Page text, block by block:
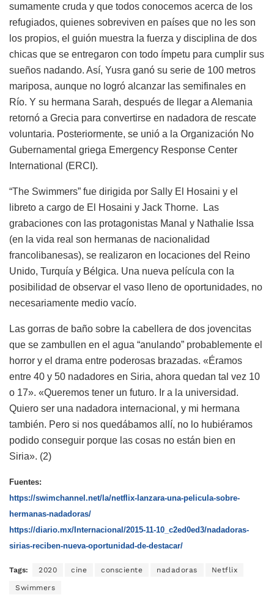
sumamente cruda y que todos conocemos acerca de los
refugiados, quienes sobreviven en países que no les son
los propios, el guión muestra la fuerza y disciplina de dos
chicas que se entregaron con todo ímpetu para cumplir sus
sueños nadando. Así, Yusra ganó su serie de 100 metros
mariposa, aunque no logró alcanzar las semifinales en
Río. Y su hermana Sarah, después de llegar a Alemania
retornó a Grecia para convertirse en nadadora de rescate
voluntaria. Posteriormente, se unió a la Organización No
Gubernamental griega Emergency Response Center
International (ERCI).
“The Swimmers” fue dirigida por Sally El Hosaini y el
libreto a cargo de El Hosaini y Jack Thorne. Las
grabaciones con las protagonistas Manal y Nathalie Issa
(en la vida real son hermanas de nacionalidad
francolibanesas), se realizaron en locaciones del Reino
Unido, Turquía y Bélgica. Una nueva película con la
posibilidad de observar el vaso lleno de oportunidades, no
necesariamente medio vacío.
Las gorras de baño sobre la cabellera de dos jovencitas
que se zambullen en el agua “anulando” probablemente el
horror y el drama entre poderosas brazadas. «Éramos
entre 40 y 50 nadadores en Siria, ahora quedan tal vez 10
o 17». «Queremos tener un futuro. Ir a la universidad.
Quiero ser una nadadora internacional, y mi hermana
también. Pero si nos quedábamos allí, no lo hubiéramos
podido conseguir porque las cosas no están bien en
Siria». (2)
Fuentes:
https://swimchannel.net/la/netflix-lanzara-una-pelicula-sobre-
hermanas-nadadoras/
https://diario.mx/Internacional/2015-11-10_c2ed0ed3/nadadoras-
sirias-reciben-nueva-oportunidad-de-destacar/
Tags: 2020 cine consciente nadadoras Netflix
Swimmers